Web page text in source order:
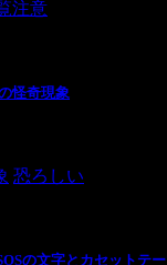
注意
怪奇現象
恐ろしい
の文字とカセットテ